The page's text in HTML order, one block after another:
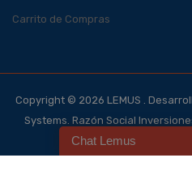
Carrito de Compras
Copyright © 2026 LEMUS .
Systems. Razón Social
140700-101-4,
Chat Lemus